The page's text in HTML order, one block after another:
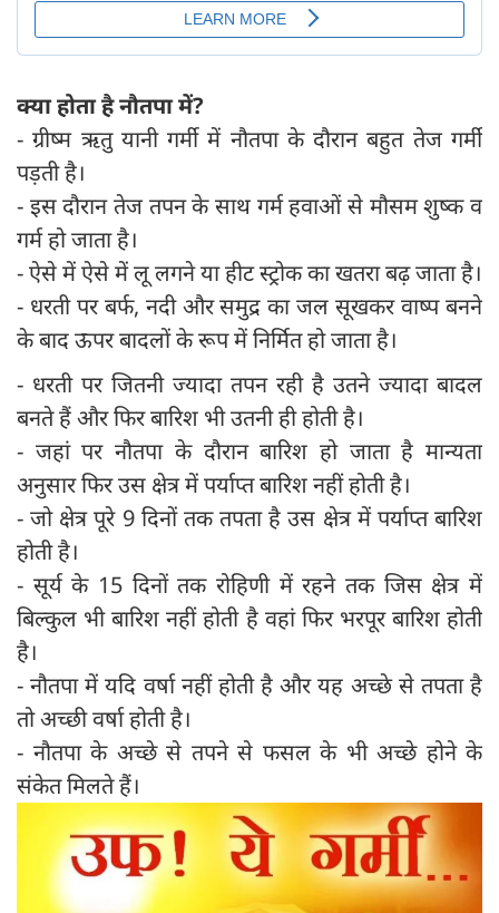
क्या होता है नौतपा में?
- ग्रीष्म ऋतु यानी गर्मी में नौतपा के दौरान बहुत तेज गर्मी
पड़ती है।
- इस दौरान तेज तपन के साथ गर्म हवाओं से मौसम शुष्क व
गर्म हो जाता है।
- ऐसे में ऐसे में लू लगने या हीट स्ट्रोक का खतरा बढ़ जाता है।
- धरती पर बर्फ, नदी और समुद्र का जल सूखकर वाष्प बनने
के बाद ऊपर बादलों के रूप में निर्मित हो जाता है।
- धरती पर जितनी ज्यादा तपन रही है उतने ज्यादा बादल
बनते हैं और फिर बारिश भी उतनी ही होती है।
- जहां पर नौतपा के दौरान बारिश हो जाता है मान्यता
अनुसार फिर उस क्षेत्र में पर्याप्त बारिश नहीं होती है।
- जो क्षेत्र पूरे 9 दिनों तक तपता है उस क्षेत्र में पर्याप्त बारिश
होती है।
- सूर्य के 15 दिनों तक रोहिणी में रहने तक जिस क्षेत्र में
बिल्कुल भी बारिश नहीं होती है वहां फिर भरपूर बारिश होती
है।
- नौतपा में यदि वर्षा नहीं होती है और यह अच्‍छे से तपता है
तो अच्‍छी वर्षा होती है।
- नौतपा के अच्छे से तपने से फसल के भी अच्छे होने के
संकेत मिलते हैं।